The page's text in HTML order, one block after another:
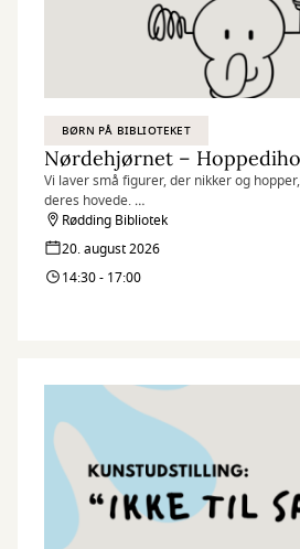
BØRN PÅ BIBLIOTEKET
Nørdehjørnet –
Vi laver små figurer, der nikker og
deres hovede.
Nørdehjørnet er vores tilbud til dig, der
kreativitet og nysgerrighed. Vi
materialer med vores egne idéer og
smukke kreationer. I Nørdehjørnet er
Rødding Bibliotek
20. august 2026
14:30 - 17:00